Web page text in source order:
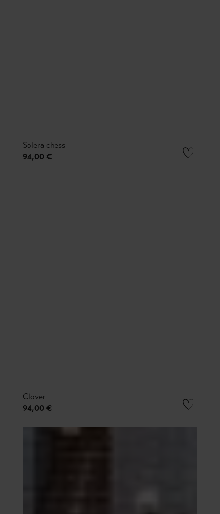
Solera chess
94,00 €
Clover
94,00 €